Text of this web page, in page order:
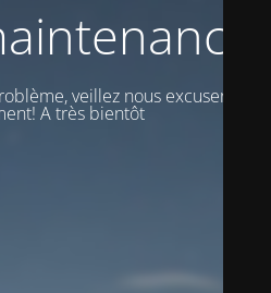
veillez nous excuser vour
A très bientôt